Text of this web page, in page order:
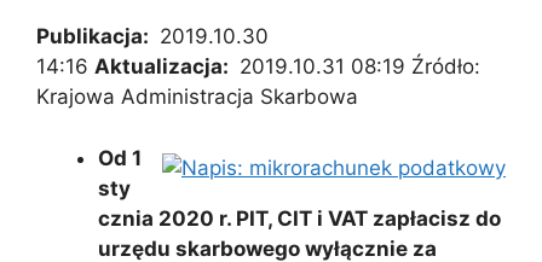
Publikacja: 2019.10.30
14:16 Aktualizacja: 2019.10.31 08:19 Źródło:
Krajowa Administracja Skarbowa
Od 1
sty
cznia 2020 r. PIT, CIT i VAT zapłacisz do
urzędu skarbowego wyłącznie za